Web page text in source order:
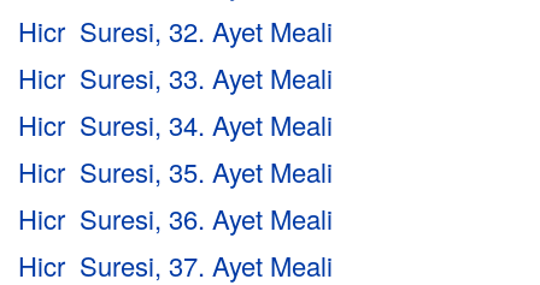
Hicr Suresi, 32. Ayet Meali
Hicr Suresi, 33. Ayet Meali
Hicr Suresi, 34. Ayet Meali
Hicr Suresi, 35. Ayet Meali
Hicr Suresi, 36. Ayet Meali
Hicr Suresi, 37. Ayet Meali